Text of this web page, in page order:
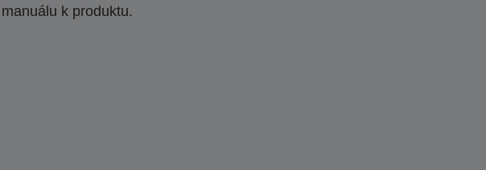
k produktu.